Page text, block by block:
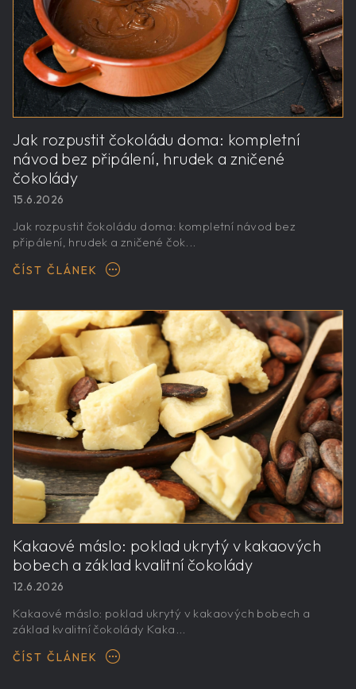
Jak rozpustit čokoládu doma: kompletní
návod bez připálení, hrudek a zničené
čokolády
15.6.2026
Jak rozpustit čokoládu doma: kompletní návod bez
připálení, hrudek a zničené čok...
ČÍST ČLÁNEK
Kakaové máslo: poklad ukrytý v kakaových
bobech a základ kvalitní čokolády
12.6.2026
Kakaové máslo: poklad ukrytý v kakaových bobech a
základ kvalitní čokolády Kaka...
ČÍST ČLÁNEK